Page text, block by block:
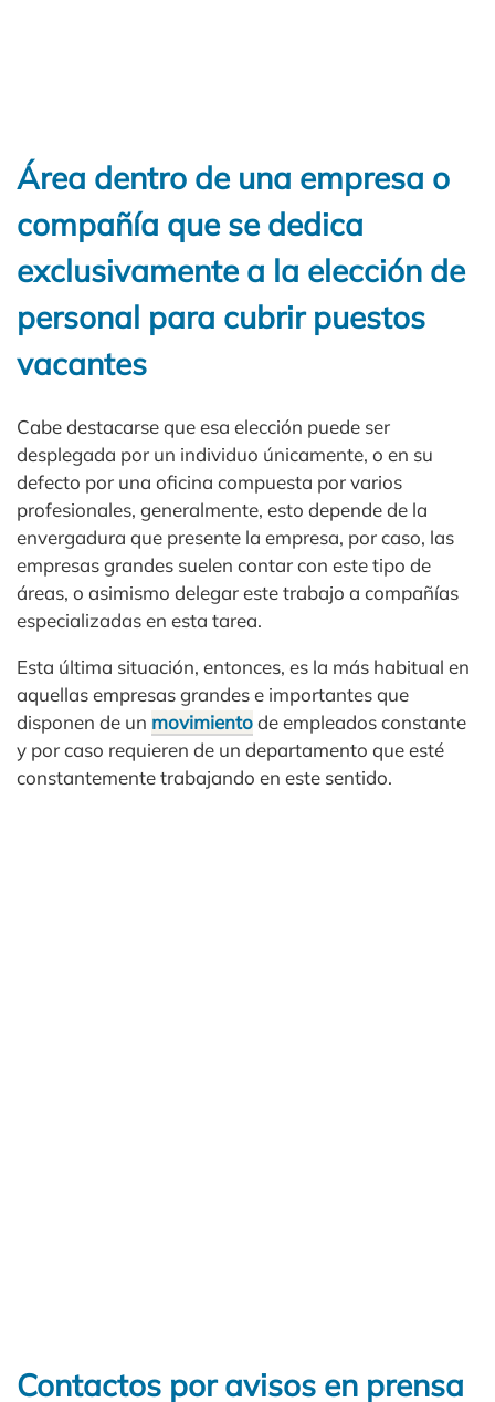
Área dentro de una empresa o
compañía que se dedica
exclusivamente a la elección de
personal para cubrir puestos
vacantes
Cabe destacarse que esa elección puede ser
desplegada por un individuo únicamente, o en su
defecto por una oficina compuesta por varios
profesionales, generalmente, esto depende de la
envergadura que presente la empresa, por caso, las
empresas grandes suelen contar con este tipo de
áreas, o asimismo delegar este trabajo a compañías
especializadas en esta tarea.
Esta última situación, entonces, es la más habitual en
aquellas empresas grandes e importantes que
disponen de un movimientode empleados constante
y por caso requieren de un departamento que esté
constantemente trabajando en este sentido.
Contactos por avisos en prensa